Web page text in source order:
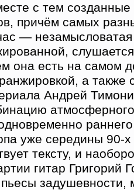
с тем
причём самых
—
слушается
она есть на самом
а также
Андрей
атмосферного
уже середины 90-х
тексту, и
гитар Григорий
задушевности,